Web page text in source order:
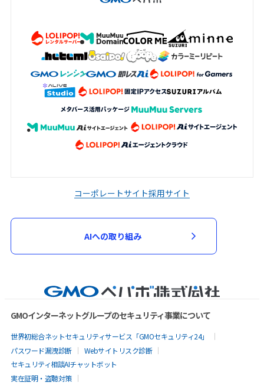
コーポレートサイト採用サイト
AIへの取り組み
GMOインターネットグループのセキュリティ事業について
世界初総合ネットセキュリティサービス「GMOセキュリティ24」
パスワード漏洩診断
Webサイトリスク診断
セキュリティ相談AIチャットボット
実在証明・盗聴対策